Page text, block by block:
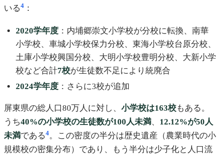
いる4 ：
2020学年度 ：内埔郷崇文小学校が分校に転換、南華
小学校、車城小学校保力分校、東海小学校台原分校、
土庫小学校興国分校、大明小学校豊明分校、大新小学
校など合計7校が生徒数不足により統廃合
2024学年度 ：さらに3校が追加
屏東県の総人口80万人に対し、 小学校は163校もある。
うち40%の小学校の生徒数が100人未満、 12.12%が50人
未満である4。この密度の半分は歴史遺産（農業時代の小
規模校の密集分布）であり、もう半分は少子化と人口流